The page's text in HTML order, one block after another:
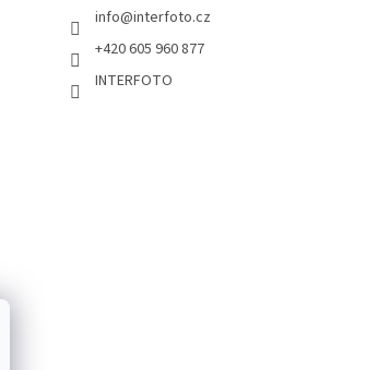
info@interfoto.cz
+420 605 960 877
INTERFOTO